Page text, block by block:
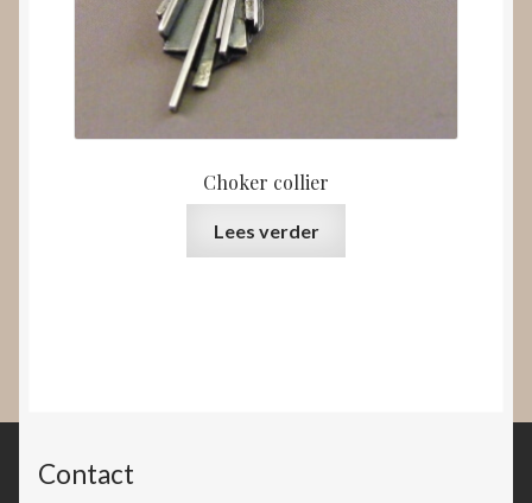
Choker collier
Lees verder
Contact